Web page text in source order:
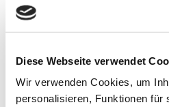
Diese Webseite verwendet
Wir verwenden Cookies, um
personalisieren, Funktionen für